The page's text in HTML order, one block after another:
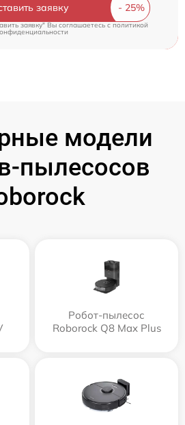
заявку
заявку" Вы соглашаетесь cполитикой
модели
пылесосов
Робот-пылесос
Roborock Q8 Max Plus